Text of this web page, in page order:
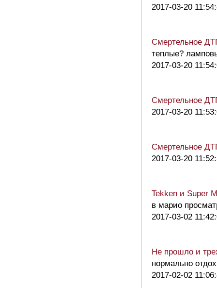
2017-03-20
Смертельное
теплые?
2017-03-20
Смертельное
2017-03-20
Смертельное
2017-03-20
Tekken и Super
в марио
2017-03-02
Не прошло и
нормально
2017-02-02